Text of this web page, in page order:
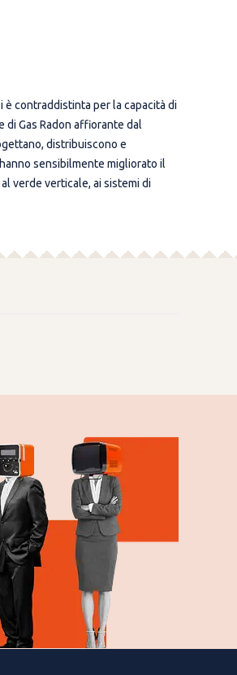
contraddistinta per la capacità di
Gas Radon affiorante dal
distribuiscono e
sensibilmente migliorato il
verde verticale, ai sistemi di